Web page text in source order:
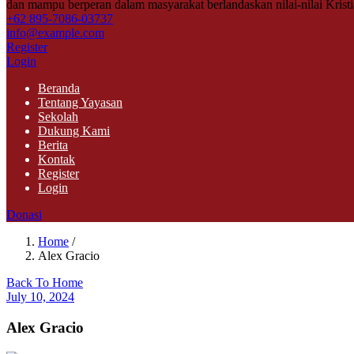
dan mampu berperan dalam masyarakat berlandaskan nilai-nilai
+62 895-7086-03737
info@example.com
Register
Login
Beranda
Tentang Yayasan
Sekolah
Dukung Kami
Berita
Kontak
Register
Login
Donasi
Home /
Alex Gracio
Back To Home
July 10, 2024
Alex Gracio